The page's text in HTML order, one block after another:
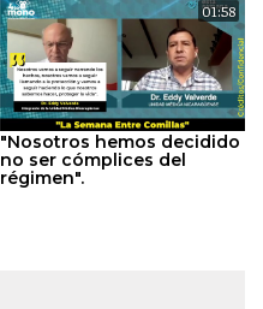
01:58
"Nosotros hemos decidido
no ser cómplices del
régimen".